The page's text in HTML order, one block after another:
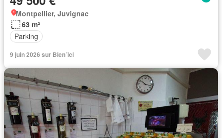
Montpellier, Juvignac
63 m²
Parking
9 juin 2026 sur Bien´ici